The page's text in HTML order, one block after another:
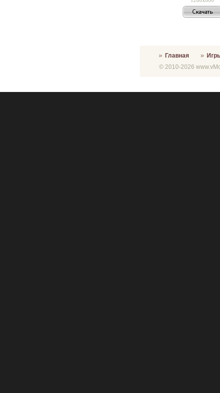
Главная
© 2010-2026